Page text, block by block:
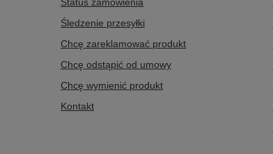
Śledzenie przesyłki
Chcę zareklamować produkt
Chcę odstąpić od umowy
Chcę wymienić produkt
Kontakt